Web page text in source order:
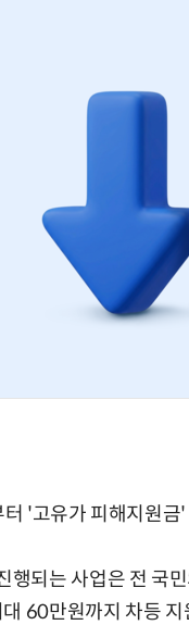
'고유가 피해지원
행되는 사업은 전 국
60만원까지 차등 지